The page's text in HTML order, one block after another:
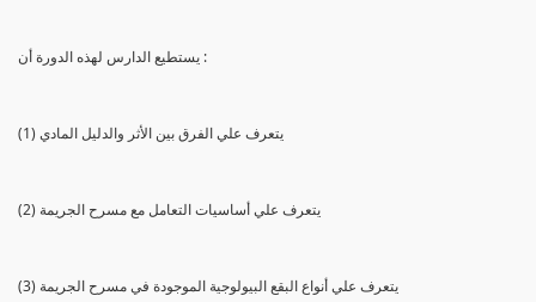
يستطيع الدارس لهذه الدورة أن :
(1) يتعرف علي الفرق بين الأثر والدليل المادي
(2) يتعرف علي أساسيات التعامل مع مسرح الجريمة
(3) يتعرف علي أنواع البقع البيولوجية الموجودة في مسرح الجريمة